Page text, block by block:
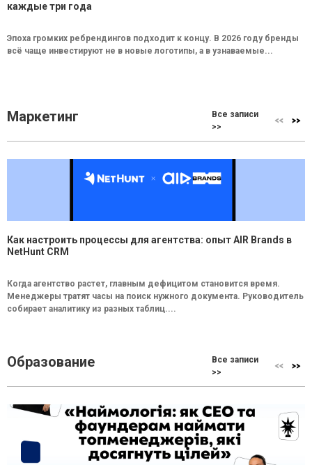
каждые три года
Эпоха громких ребрендингов подходит к концу. В 2026 году бренды
всё чаще инвестируют не в новые логотипы, а в узнаваемые...
Маркетинг
Все записи
>>
Как настроить процессы для агентства: опыт AIR Brands в
NetHunt CRM
Когда агентство растет, главным дефицитом становится время.
Менеджеры тратят часы на поиск нужного документа. Руководитель
собирает аналитику из разных таблиц....
Образование
Все записи
>>